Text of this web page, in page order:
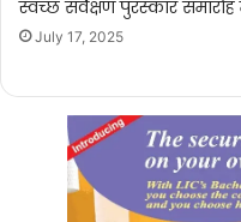
स्वच्छ सर्वेक्षण पुरस्कार
July 17, 2025